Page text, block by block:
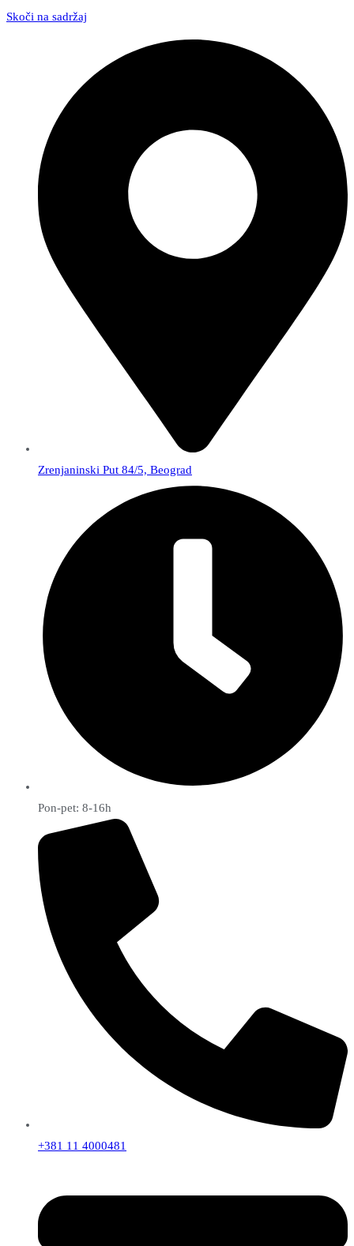
Skoči na sadržaj
Zrenjaninski Put 84/5, Beograd
Pon-pet: 8-16h
+381 11 4000481